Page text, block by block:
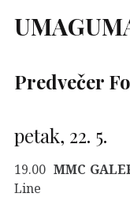
Predvečer
petak, 22. 5.
19.00 MMC
Line